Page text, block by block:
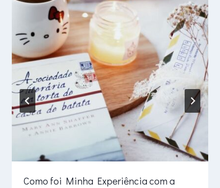
Como foi Minha Experiência com a